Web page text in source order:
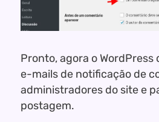
Pronto, agora o WordPress
e-mails de notificação de
administradores do site e
postagem.